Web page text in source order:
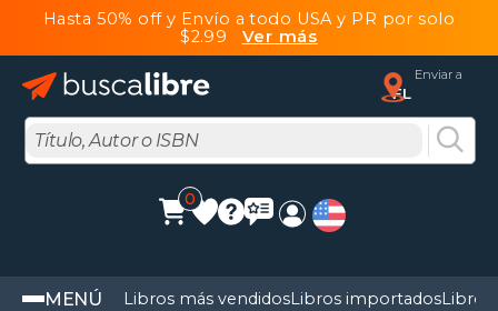
Hasta 50% off y Envío a todo USA y PR por solo
$2.99 Ver más
Enviar a
FL
0
MENÚ Libros más vendidosLibros importadosLibros